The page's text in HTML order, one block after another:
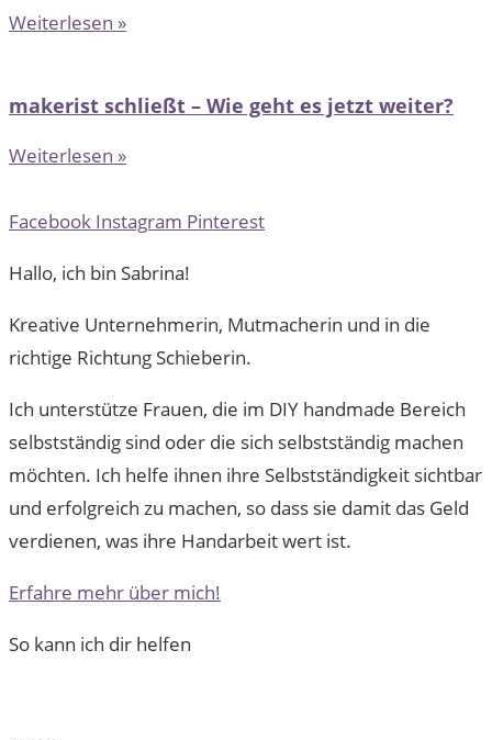
Weiterlesen »
makerist schließt – Wie geht es jetzt weiter?
Weiterlesen »
Facebook Instagram Pinterest
Hallo, ich bin Sabrina!
Kreative Unternehmerin, Mutmacherin und in die
richtige Richtung Schieberin.
Ich unterstütze Frauen, die im DIY handmade Bereich
selbstständig sind oder die sich selbstständig machen
möchten. Ich helfe ihnen ihre Selbstständigkeit sichtbar
und erfolgreich zu machen, so dass sie damit das Geld
verdienen, was ihre Handarbeit wert ist.
Erfahre mehr über mich!
So kann ich dir helfen